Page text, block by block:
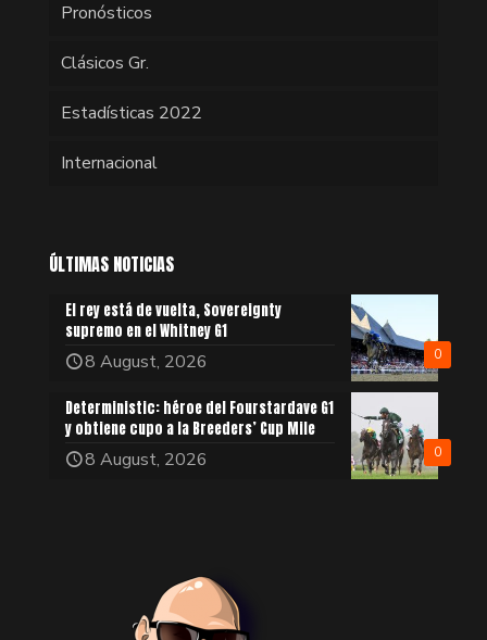
Pronósticos
Clásicos Gr.
Estadísticas 2022
Internacional
ÚLTIMAS NOTICIAS
0
El rey está de vuelta, Sovereignty
supremo en el Whitney G1
8 August, 2026
0
Deterministic: héroe del Fourstardave G1
y obtiene cupo a la Breeders’ Cup Mile
8 August, 2026